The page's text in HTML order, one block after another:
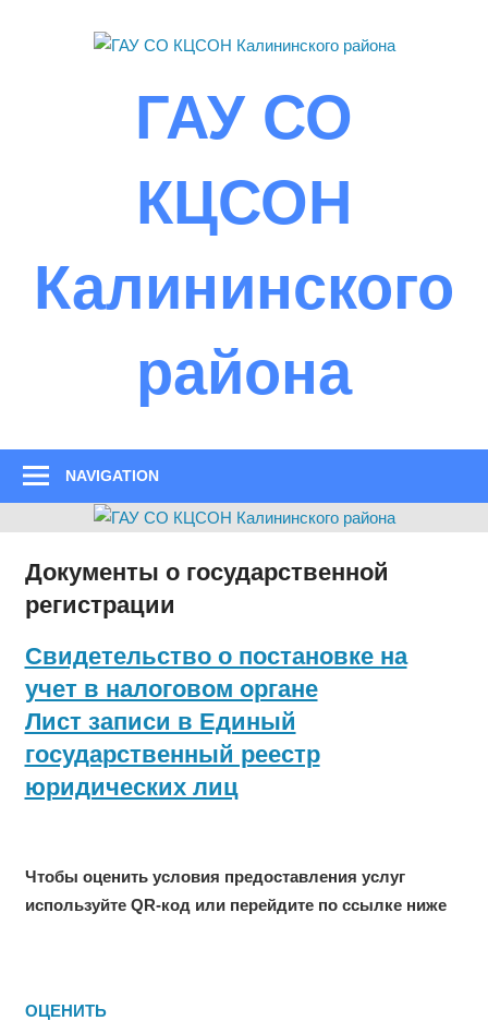
ГАУ СО
КЦСОН
Калининского
района
NAVIGATION
Документы о государственной
регистрации
Свидетельство о постановке на
учет в налоговом органе
Лист записи в Единый
государственный реестр
юридических лиц
Чтобы оценить условия предоставления услуг
используйте QR-код или перейдите по ссылке ниже
ОЦЕНИТЬ